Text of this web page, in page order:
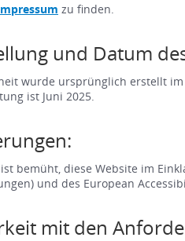
zu finden.
und Datum
wurde ursprünglich erstellt im
ist Juni 2025.
ist bemüht, diese Website im
und des European
mit den